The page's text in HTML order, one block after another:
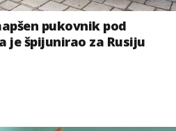
pukovnik pod
je špijunirao za Rusiju